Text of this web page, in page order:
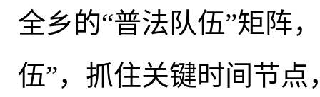
全乡的“普法队伍”矩阵，
伍”，抓住关键时间节点